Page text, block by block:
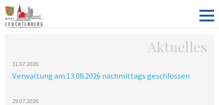
Aktuelles
31.07.2026
Verwaltung am 13.08.2026 nachmittags geschlossen
29.07.2026